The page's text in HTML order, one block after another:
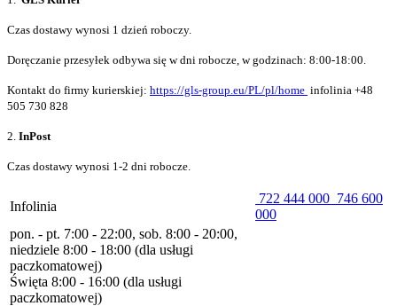
Czas dostawy wynosi 1 dzień roboczy.
Doręczanie przesyłek odbywa się w dni robocze, w godzinach: 8:00-18:00.
Kontakt do firmy kurierskiej: https://gls-group.eu/PL/pl/home infolinia +48
505 730 828
2. InPost
Czas dostawy wynosi 1-2 dni robocze.
Infolinia
722 444 000 746 600
000
pon. - pt. 7:00 - 22:00, sob. 8:00 - 20:00,
niedziele 8:00 - 18:00 (dla usługi
paczkomatowej)
Święta 8:00 - 16:00 (dla usługi
paczkomatowej)